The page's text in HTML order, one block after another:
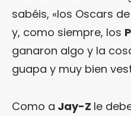
sabéis, «los Oscars
y, como siempre, los
ganaron algo y la
guapa y muy bien
Como a Jay-Z le